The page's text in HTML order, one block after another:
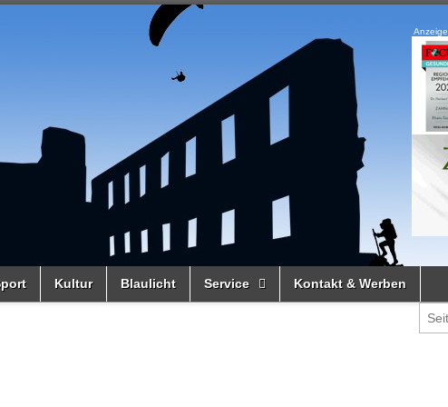
Anzeige
Kultur Blaulicht Service Kontakt & Werben